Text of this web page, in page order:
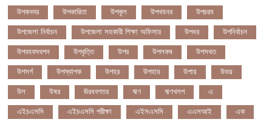
উপকনদর উপকারিতা উপকূল উপখযনর উপচরয
উপজেলা নির্বাচন উপজেলা সহকারী শিক্ষা অফিসার উপধর উপনির্বাচন
উপবযবসথপন উপবৃত্তি উপর উপলকষ উপসথত
উপসর্গ উপস্থাপক উপহর উপহার উপায় উভয়
উল উষর ঊরধবগতর ঋণ ঋণখলপ এ
এইচএসসি এইচএসসি পরীক্ষা এইসএসসি এএসআই এক